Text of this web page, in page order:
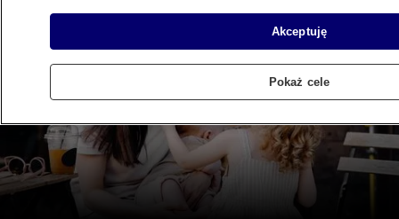
Akceptuję
Pokaż cele